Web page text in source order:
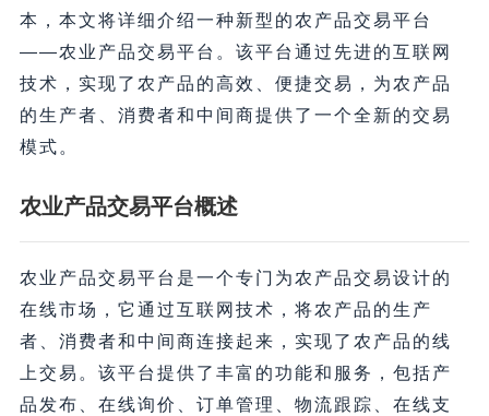
本，本文将详细介绍一种新型的农产品交易平台
——农业产品交易平台。该平台通过先进的互联网
技术，实现了农产品的高效、便捷交易，为农产品
的生产者、消费者和中间商提供了一个全新的交易
模式。
农业产品交易平台概述
农业产品交易平台是一个专门为农产品交易设计的
在线市场，它通过互联网技术，将农产品的生产
者、消费者和中间商连接起来，实现了农产品的线
上交易。该平台提供了丰富的功能和服务，包括产
品发布、在线询价、订单管理、物流跟踪、在线支